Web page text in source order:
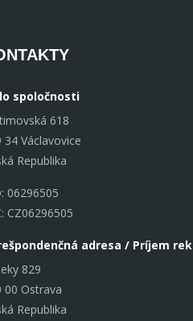
spoločnosti
618
34 Václavovice
Republika
06296505
CZ06296505
adresa / Príjem
829
00 Ostrava
Republika